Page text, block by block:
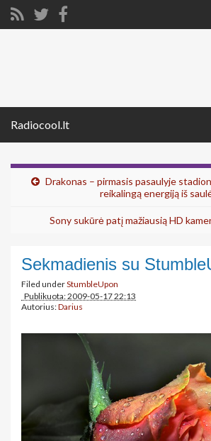
Radiocool.lt
Drakonas – pirmasis pasaulyje
reikalingą energiją iš
Sony sukūrė patį mažiausią HD
Sekmadienis su
Filed underStumbleUpon
Publikuota: 2009-05-17 22:13
Autorius:Darius